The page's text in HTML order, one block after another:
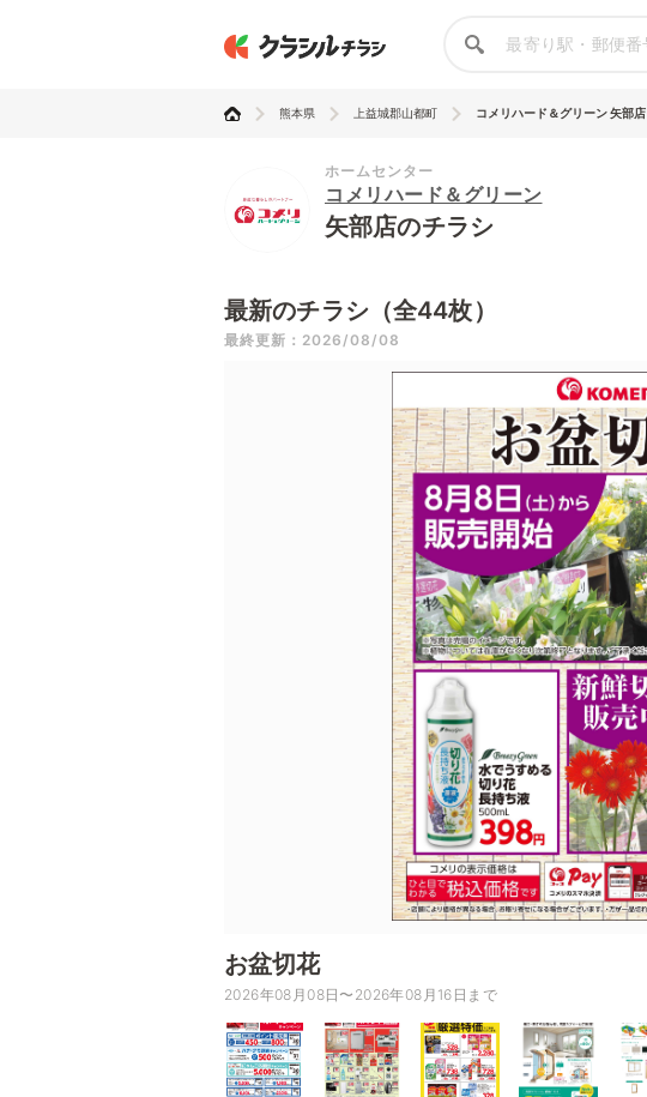
熊本県 上益城郡山都町 コメリハード＆グリーン 矢部店
ホームセンター
コメリハード＆グリーン
矢部店のチラシ
最新のチラシ（全44枚）
最終更新：2026/08/08
お盆切花
2026年08月08日〜2026年08月16日まで